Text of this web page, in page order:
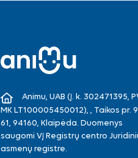
Animu, UAB (Į. k. 302471395,
MK LT100005450012), , Taikos pr.
61, 94160, Klaipėda. Duomenys
saugomi VĮ Registrų centro
asmenų registre.